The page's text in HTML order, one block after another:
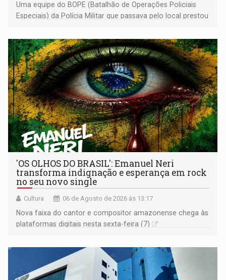
Uma equipe do BOPE (Batalhão de Operações Policiais
Especiais) da Polícia Militar que passava pelo local prestou
'OS OLHOS DO BRASIL': Emanuel Neri
transforma indignação e esperança em rock
no seu novo single
Cultura 06 de Agosto de 2026 às 13:17
Nova faixa do cantor e compositor amazonense chega às
plataformas digitais nesta sexta-feira (7)